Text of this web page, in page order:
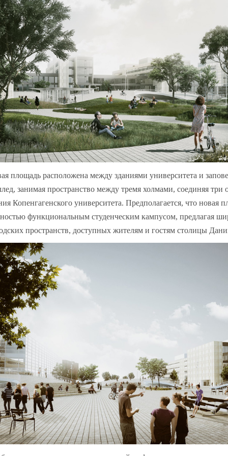
площадь расположена между зданиями университета и
занимая пространство между тремя холмами, соединяя три
Копенгагенского университета. Предполагается, что новая
функциональным студенческим кампусом, предлагая
пространств, доступных жителям и гостям столицы